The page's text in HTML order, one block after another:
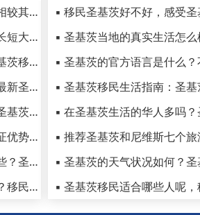
▪ 圣基茨护照免签国家多，相较其它护照项目优势
▪ 圣基茨免签国家按照时间长短大盘点，落地签国家明细
▪ 移民圣基茨要多少钱？圣基茨移民费用详细解释
▪ 移民圣基茨要花多少钱，最新圣基茨移民费用一览
▪ 移民圣基茨大约多少钱？圣基茨护照一篇文章给你讲明白
▪ 圣基茨和尼维斯护照免签证优势，有利于申请人的国际通行
▪ 圣基茨护照移民优势有哪些？圣基茨护照含金量高不高
▪ 圣基茨护照还只关注优势？移民圣基茨的骗局和陷阱你了解吗？